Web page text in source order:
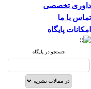
داوری تخصصی
تماس با ما
امکانات پایگاه
جستجو در پایگاه